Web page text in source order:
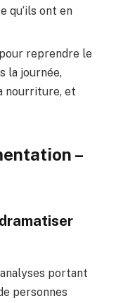
qu’ils ont en
reprendre le
la journée,
nourriture, et
–
portant
personnes